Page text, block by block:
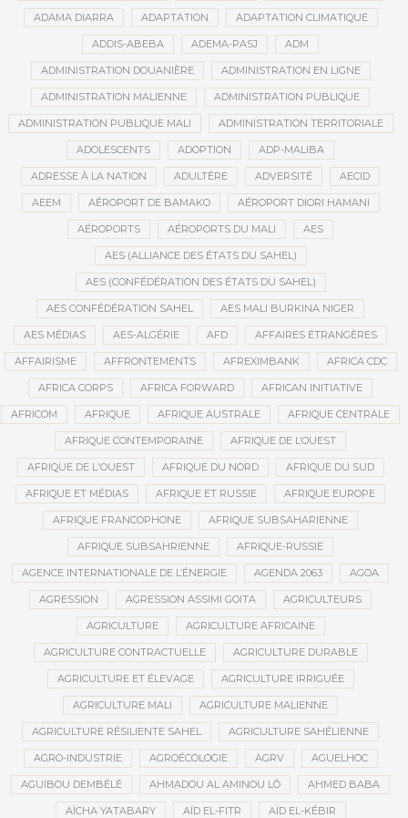
ADAMA DIARRA ADAPTATION ADAPTATION CLIMATIQUE
ADDIS-ABEBA ADEMA-PASJ ADM
ADMINISTRATION DOUANIÈRE ADMINISTRATION EN LIGNE
ADMINISTRATION MALIENNE ADMINISTRATION PUBLIQUE
ADMINISTRATION PUBLIQUE MALI ADMINISTRATION TERRITORIALE
ADOLESCENTS ADOPTION ADP-MALIBA
ADRESSE À LA NATION ADULTÈRE ADVERSITÉ AECID
AEEM AÉROPORT DE BAMAKO AÉROPORT DIORI HAMANI
AÉROPORTS AÉROPORTS DU MALI AES
AES (ALLIANCE DES ÉTATS DU SAHEL)
AES (CONFÉDÉRATION DES ÉTATS DU SAHEL)
AES CONFÉDÉRATION SAHEL AES MALI BURKINA NIGER
AES MÉDIAS AES-ALGÉRIE AFD AFFAIRES ÉTRANGÈRES
AFFAIRISME AFFRONTEMENTS AFREXIMBANK AFRICA CDC
AFRICA CORPS AFRICA FORWARD AFRICAN INITIATIVE
AFRICOM AFRIQUE AFRIQUE AUSTRALE AFRIQUE CENTRALE
AFRIQUE CONTEMPORAINE AFRIQUE DE L’OUEST
AFRIQUE DE L'OUEST AFRIQUE DU NORD AFRIQUE DU SUD
AFRIQUE ET MÉDIAS AFRIQUE ET RUSSIE AFRIQUE EUROPE
AFRIQUE FRANCOPHONE AFRIQUE SUBSAHARIENNE
AFRIQUE SUBSAHRIENNE AFRIQUE-RUSSIE
AGENCE INTERNATIONALE DE L’ÉNERGIE AGENDA 2063 AGOA
AGRESSION AGRESSION ASSIMI GOITA AGRICULTEURS
AGRICULTURE AGRICULTURE AFRICAINE
AGRICULTURE CONTRACTUELLE AGRICULTURE DURABLE
AGRICULTURE ET ÉLEVAGE AGRICULTURE IRRIGUÉE
AGRICULTURE MALI AGRICULTURE MALIENNE
AGRICULTURE RÉSILIENTE SAHEL AGRICULTURE SAHÉLIENNE
AGRO-INDUSTRIE AGROÉCOLOGIE AGRV AGUELHOC
AGUIBOU DEMBÉLÉ AHMADOU AL AMINOU LÔ AHMED BABA
AÏCHA YATABARY AÏD EL-FITR AÏD EL-KÉBIR